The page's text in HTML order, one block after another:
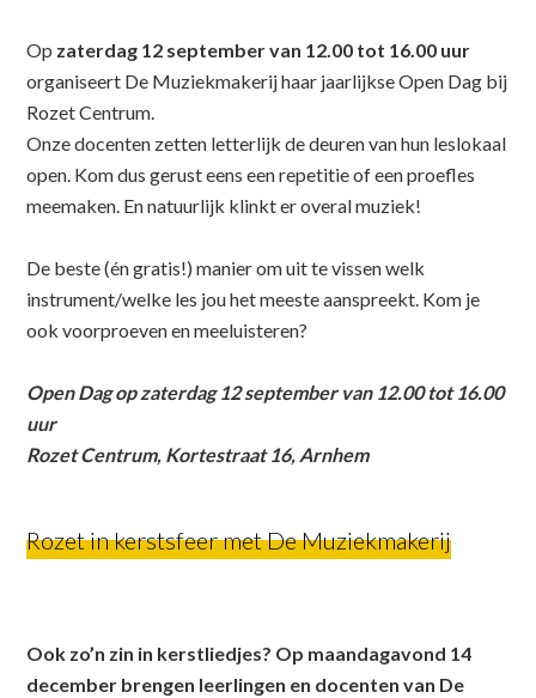
Op zaterdag 12 september van 12.00 tot 16.00 uur
organiseert De Muziekmakerij haar jaarlijkse Open Dag bij
Rozet Centrum.
Onze docenten zetten letterlijk de deuren van hun leslokaal
open. Kom dus gerust eens een repetitie of een proefles
meemaken. En natuurlijk klinkt er overal muziek!
De beste (én gratis!) manier om uit te vissen welk
instrument/welke les jou het meeste aanspreekt. Kom je
ook voorproeven en meeluisteren?
Open Dag op zaterdag 12 september van 12.00 tot 16.00
uur
Rozet Centrum, Kortestraat 16, Arnhem
Rozet in kerstsfeer met De Muziekmakerij
Ook zo’n zin in kerstliedjes? Op maandagavond 14
december brengen leerlingen en docenten van De